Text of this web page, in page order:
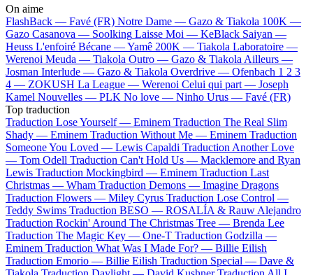
On aime
FlashBack — Favé (FR) Notre Dame — Gazo & Tiakola 100K —
Gazo Casanova — Soolking Laisse Moi — KeBlack Saiyan —
Heuss L'enfoiré Bécane —Yamê 200K — Tiakola Laboratoire —
Werenoi Meuda — Tiakola Outro — Gazo & Tiakola Ailleurs —
Josman Interlude — Gazo & Tiakola Overdrive — Ofenbach 1 2 3
4 — ZOKUSH La League — Werenoi Celui qui part — Joseph
Kamel Nouvelles — PLK No love — Ninho Urus — Favé (FR)
Top traduction
Traduction Lose Yourself — Eminem Traduction The Real Slim
Shady — Eminem Traduction Without Me — Eminem Traduction
Someone You Loved — Lewis Capaldi Traduction Another Love
— Tom Odell Traduction Can't Hold Us — Macklemore and Ryan
Lewis Traduction Mockingbird — Eminem Traduction Last
Christmas — Wham Traduction Demons — Imagine Dragons
Traduction Flowers — Miley Cyrus Traduction Lose Control —
Teddy Swims Traduction BESO — ROSALÍA & Rauw Alejandro
Traduction Rockin' Around The Christmas Tree — Brenda Lee
Traduction The Magic Key — One-T Traduction Godzilla —
Eminem Traduction What Was I Made For? — Billie Eilish
Traduction Emorio — Billie Eilish Traduction Special — Dave &